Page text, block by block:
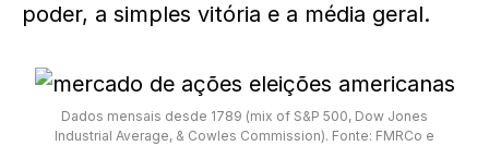
poder, a simples vitória e a média geral.
Dados mensais desde 1789 (mix of S&P 500, Dow Jones
Industrial Average, & Cowles Commission). Fonte: FMRCo e